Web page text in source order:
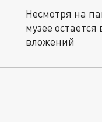
Несмотря на
музее
вложений